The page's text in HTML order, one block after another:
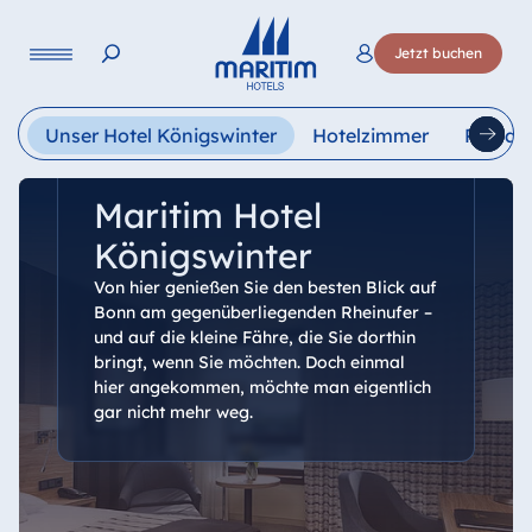
Jetzt buchen
Deutsch English Français
Unser Hotel Königswinter Hotelzimmer
Maritim Hotel
Königswinter
Von hier genießen Sie den besten Blick auf
Bonn am gegenüberliegenden Rheinufer –
und auf die kleine Fähre, die Sie dorthin
bringt, wenn Sie möchten. Doch einmal
hier angekommen, möchte man eigentlich
gar nicht mehr weg.